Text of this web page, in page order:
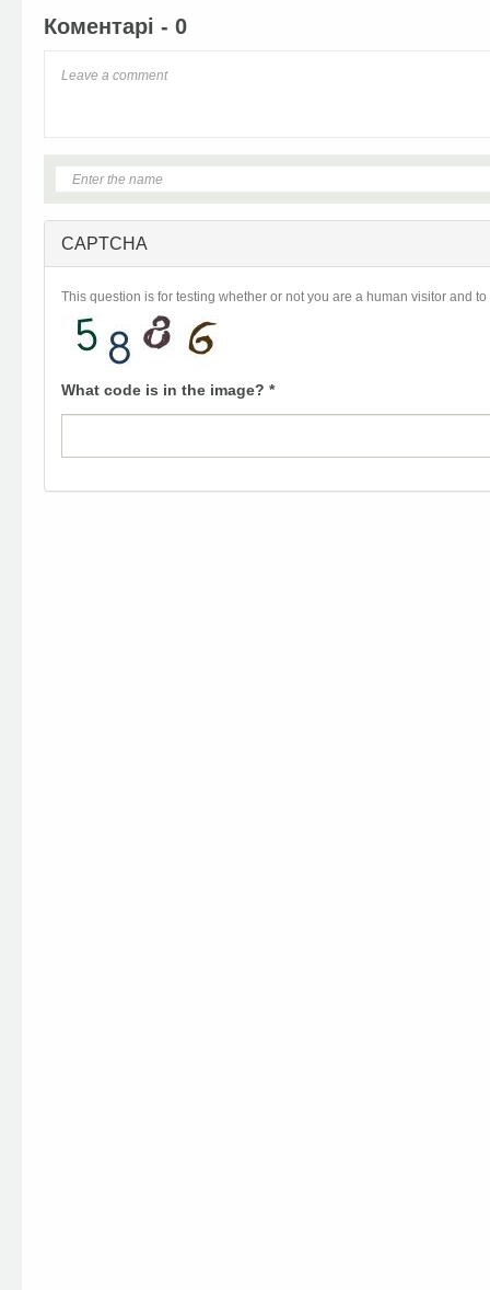
Коментарі - 0
CAPTCHA
This question is for testing whether or not you are a human visitor and
What code is in the image? *